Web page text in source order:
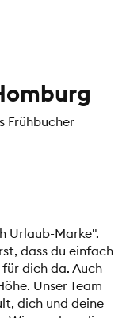
Frühbucher
Urlaub-Marke".
dass du einfach
dich da. Auch
Unser Team
dich und deine